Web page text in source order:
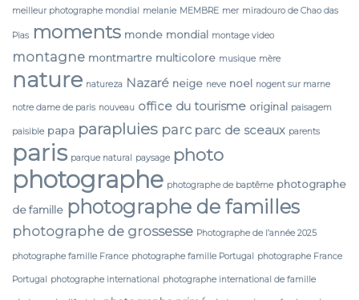
meilleur photographe mondial melanie MEMBRE mer miradouro de Chao das
Pias moments monde mondial montage video
montagne montmartre multicolore musique mère
nature natureza Nazaré neige neve noel nogent sur marne
notre dame de paris nouveau office du tourisme original paisagem
paisible papa parapluies parc parc de sceaux parents
paris parque natural paysage photo
photographe photographe de baptême photographe
de famille photographe de familles
photographe de grossesse Photographe de l’année 2025
photographe famille France photographe famille Portugal photographe France
Portugal photographe international photographe international de famille